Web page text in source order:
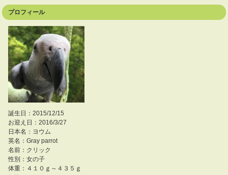
プロフィール
誕生日：2015/12/15
お迎え日：2016/3/27
日本名：ヨウム
英名：Gray parrot
名前：クリック
性別：女の子
体重：４１０ｇ～４３５ｇ